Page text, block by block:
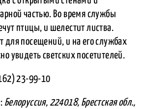
частью. Во время службы
птицы, и шелестит листва.
для посещений, и на его службах
увидеть светских посетителей.
23-99-10
: Белоруссия, 224018, Брестская обл.,